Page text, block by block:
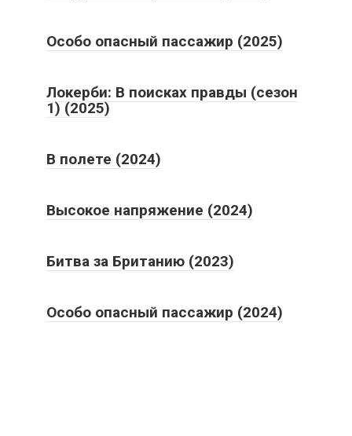
Особо опасный пассажир (2025)
Локерби: В поисках правды (сезон
1) (2025)
В полете (2024)
Высокое напряжение (2024)
Битва за Британию (2023)
Особо опасный пассажир (2024)